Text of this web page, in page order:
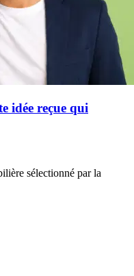
idée reçue qui
sélectionné par la